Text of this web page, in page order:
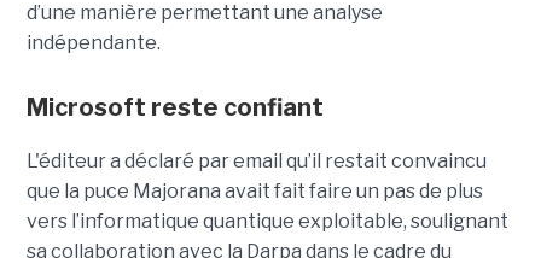
d’une manière permettant une analyse
indépendante.
Microsoft reste confiant
L'éditeur a déclaré par email qu’il restait convaincu
que la puce Majorana avait fait faire un pas de plus
vers l’informatique quantique exploitable, soulignant
sa collaboration avec la Darpa dans le cadre du